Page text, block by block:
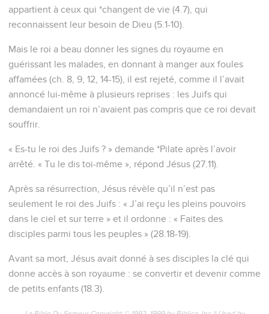
appartient à ceux qui *changent de vie (4.7), qui
reconnaissent leur besoin de Dieu (5.1-10).
Mais le roi a beau donner les signes du royaume en
guérissant les malades, en donnant à manger aux foules
affamées (ch. 8, 9, 12, 14-15), il est rejeté, comme il l’avait
annoncé lui-même à plusieurs reprises : les Juifs qui
demandaient un roi n’avaient pas compris que ce roi devait
souffrir.
« Es-tu le roi des Juifs ? » demande *Pilate après l’avoir
arrêté. « Tu le dis toi-même », répond Jésus (27.11).
Après sa résurrection, Jésus révèle qu’il n’est pas
seulement le roi des Juifs : « J’ai reçu les pleins pouvoirs
dans le ciel et sur terre » et il ordonne : « Faites des
disciples parmi tous les peuples » (28.18-19).
Avant sa mort, Jésus avait donné à ses disciples la clé qui
donne accès à son royaume : se convertir et devenir comme
de petits enfants (18.3).